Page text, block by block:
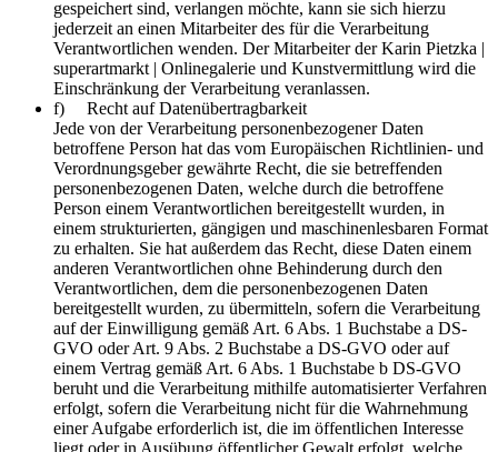
gespeichert sind, verlangen möchte, kann sie sich hierzu
jederzeit an einen Mitarbeiter des für die Verarbeitung
Verantwortlichen wenden. Der Mitarbeiter der Karin Pietzka |
superartmarkt | Onlinegalerie und Kunstvermittlung wird die
Einschränkung der Verarbeitung veranlassen.
f) Recht auf Datenübertragbarkeit
Jede von der Verarbeitung personenbezogener Daten
betroffene Person hat das vom Europäischen Richtlinien- und
Verordnungsgeber gewährte Recht, die sie betreffenden
personenbezogenen Daten, welche durch die betroffene
Person einem Verantwortlichen bereitgestellt wurden, in
einem strukturierten, gängigen und maschinenlesbaren Format
zu erhalten. Sie hat außerdem das Recht, diese Daten einem
anderen Verantwortlichen ohne Behinderung durch den
Verantwortlichen, dem die personenbezogenen Daten
bereitgestellt wurden, zu übermitteln, sofern die Verarbeitung
auf der Einwilligung gemäß Art. 6 Abs. 1 Buchstabe a DS-
GVO oder Art. 9 Abs. 2 Buchstabe a DS-GVO oder auf
einem Vertrag gemäß Art. 6 Abs. 1 Buchstabe b DS-GVO
beruht und die Verarbeitung mithilfe automatisierter Verfahren
erfolgt, sofern die Verarbeitung nicht für die Wahrnehmung
einer Aufgabe erforderlich ist, die im öffentlichen Interesse
liegt oder in Ausübung öffentlicher Gewalt erfolgt, welche